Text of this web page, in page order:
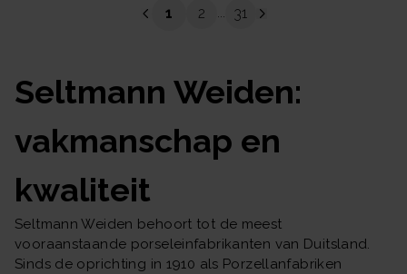
1 2 ... 31
Seltmann Weiden:
vakmanschap en
kwaliteit
Seltmann Weiden behoort tot de meest
vooraanstaande porseleinfabrikanten van Duitsland.
Sinds de oprichting in 1910 als Porzellanfabriken